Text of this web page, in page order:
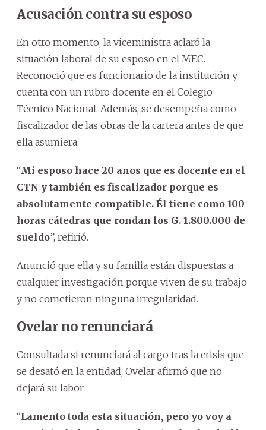
Acusación contra su esposo
En otro momento, la viceministra aclaró la
situación laboral de su esposo en el MEC.
Reconoció que es funcionario de la institución y
cuenta con un rubro docente en el Colegio
Técnico Nacional. Además, se desempeña como
fiscalizador de las obras de la cartera antes de que
ella asumiera.
“Mi esposo hace 20 años que es docente en el
CTN y también es fiscalizador porque es
absolutamente compatible. Él tiene como 100
horas cátedras que rondan los G. 1.800.000 de
sueldo”, refirió.
Anunció que ella y su familia están dispuestas a
cualquier investigación porque viven de su trabajo
y no cometieron ninguna irregularidad.
Ovelar no renunciará
Consultada si renunciará al cargo tras la crisis que
se desató en la entidad, Ovelar afirmó que no
dejará su labor.
“Lamento toda esta situación, pero yo voy a